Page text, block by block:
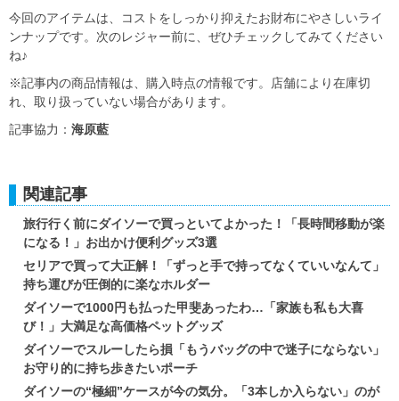
今回のアイテムは、コストをしっかり抑えたお財布にやさしいライ
ンナップです。次のレジャー前に、ぜひチェックしてみてください
ね♪
※記事内の商品情報は、購入時点の情報です。店舗により在庫切
れ、取り扱っていない場合があります。
記事協力： 海原藍
関連記事
旅行行く前にダイソーで買っといてよかった！「長時間移動が楽
になる！」お出かけ便利グッズ3選
セリアで買って大正解！「ずっと手で持ってなくていいなんて」
持ち運びが圧倒的に楽なホルダー
ダイソーで1000円も払った甲斐あったわ…「家族も私も大喜
び！」大満足な高価格ペットグッズ
ダイソーでスルーしたら損「もうバッグの中で迷子にならない」
お守り的に持ち歩きたいポーチ
ダイソーの“極細”ケースが今の気分。「3本しか入らない」のが